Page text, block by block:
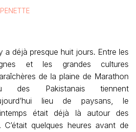
a déjà presque huit jours. Entre les
et les grandes cultures
de la plaine de Marathon
des Pakistanais tiennent
lieu de paysans, le
était déjà là autour des
C’était quelques heures avant de